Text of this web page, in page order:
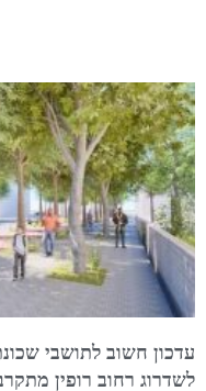
עדכון חשוב לתושבי
לשדרוג רחוב רופין